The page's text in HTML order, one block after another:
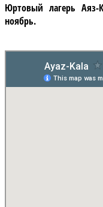
Юртовый лагерь Аяз-
ноябрь.